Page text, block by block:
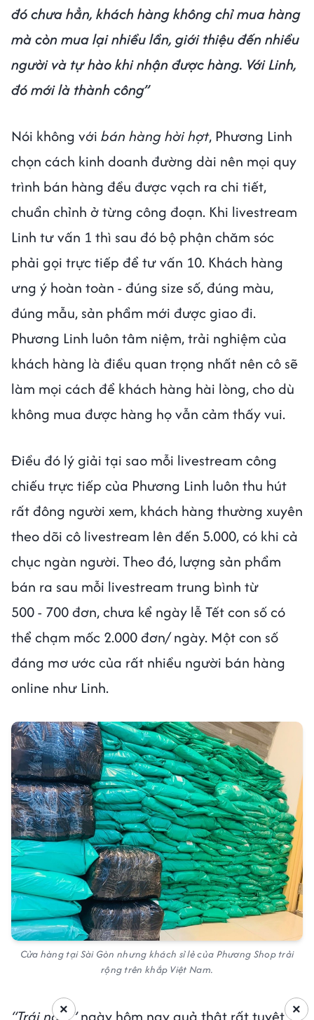
đó chưa hẳn, khách hàng không chỉ mua hàng
mà còn mua lại nhiều lần, giới thiệu đến nhiều
người và tự hào khi nhận được hàng. Với Linh,
đó mới là thành công”
Nói không với bán hàng hời hợt, Phương Linh
chọn cách kinh doanh đường dài nên mọi quy
trình bán hàng đều được vạch ra chi tiết,
chuẩn chỉnh ở từng công đoạn. Khi livestream
Linh tư vấn 1 thì sau đó bộ phận chăm sóc
phải gọi trực tiếp để tư vấn 10. Khách hàng
ưng ý hoàn toàn - đúng size số, đúng màu,
đúng mẫu, sản phẩm mới được giao đi.
Phương Linh luôn tâm niệm, trải nghiệm của
khách hàng là điều quan trọng nhất nên cô sẽ
làm mọi cách để khách hàng hài lòng, cho dù
không mua được hàng họ vẫn cảm thấy vui.
Điều đó lý giải tại sao mỗi livestream công
chiếu trực tiếp của Phương Linh luôn thu hút
rất đông người xem, khách hàng thường xuyên
theo dõi cô livestream lên đến 5.000, có khi cả
chục ngàn người. Theo đó, lượng sản phẩm
bán ra sau mỗi livestream trung bình từ
500 - 700 đơn, chưa kể ngày lễ Tết con số có
thể chạm mốc 2.000 đơn/ ngày. Một con số
đáng mơ ước của rất nhiều người bán hàng
online như Linh.
Cửa hàng tại Sài Gòn nhưng khách sỉ lẻ của Phương Shop trải
rộng trên khắp Việt Nam.
×
×